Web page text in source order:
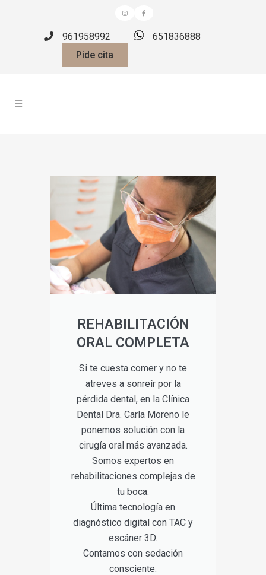
961958992
651836888
Pide cita
REHABILITACIÓN
ORAL COMPLETA
Si te cuesta comer y no te
atreves a sonreír por la
pérdida dental, en la Clínica
Dental Dra. Carla Moreno le
ponemos solución con la
cirugía oral más avanzada.
Somos expertos en
rehabilitaciones complejas de
tu boca.
Última tecnología en
diagnóstico digital con TAC y
escáner 3D.
Contamos con sedación
consciente.